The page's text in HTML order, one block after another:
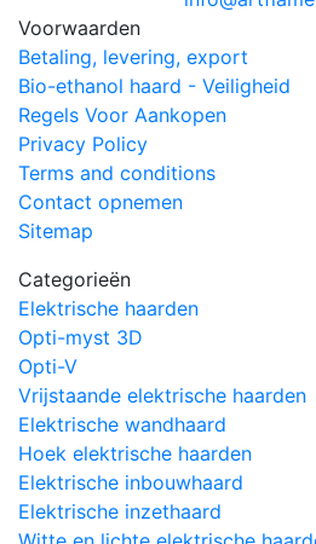
Voorwaarden
Betaling, levering, export
Bio-ethanol haard - Veiligheid
Regels Voor Aankopen
Privacy Policy
Terms and conditions
Contact opnemen
Sitemap
Categorieën
Elektrische haarden
Opti-myst 3D
Opti-V
Vrijstaande elektrische haarden
Elektrische wandhaard
Hoek elektrische haarden
Elektrische inbouwhaard
Elektrische inzethaard